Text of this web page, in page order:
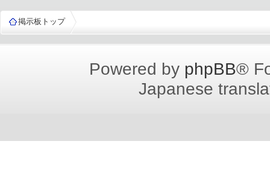
掲示板トップ
Powered by phpBB®
Japanese